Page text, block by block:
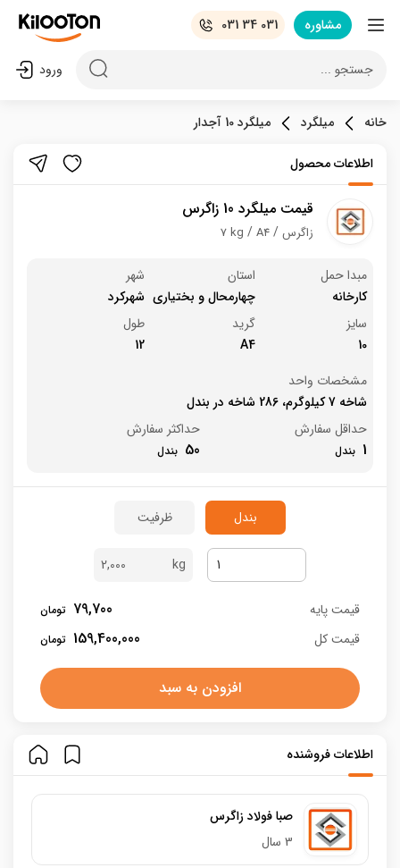
مشاوره 031 34 031
جستجو ... ورود
خانه میلگرد میلگرد 10 آجدار
اطلاعات محصول
قیمت میلگرد 10 زاگرس
7 kg A4 زاگرس
مبدا حمل
کارخانه
استان
چهارمحال و بختیاری
شهر
شهرکرد
سایز
10
گرید
A4
طول
12
مشخصات واحد
شاخه 7 کیلوگرم، 286 شاخه در بندل
حداقل سفارش
1
حداکثر سفارش
50
بندل ظرفیت
2,000
قیمت پایه 79,700
قیمت کل 159,400,000
افزودن به سبد
اطلاعات فروشنده
صبا فولاد زاگرس
3 سال